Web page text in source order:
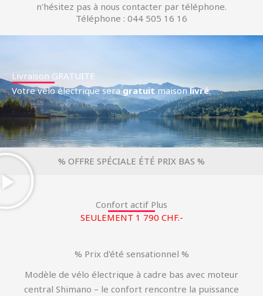
n'hésitez pas à nous contacter par téléphone.
Téléphone : 044 505 16 16
Livraison GRATUITE
Votre vélo électrique seragratuitmaisonlivré.
% OFFRE SPÉCIALE ÉTÉ PRIX BAS %
Confort actif Plus
SEULEMENT 1 790 CHF.-
% Prix d'été sensationnel %
Modèle de vélo électrique à cadre bas avec moteur
central Shimano – le confort rencontre la puissance